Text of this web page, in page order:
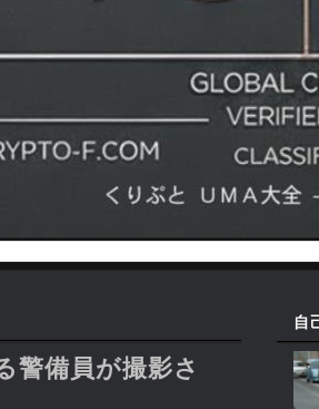
警備員が撮影さ
自